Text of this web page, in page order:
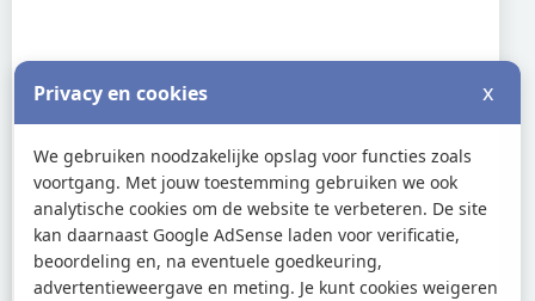
Privacy en cookies x
We gebruiken noodzakelijke opslag voor functies zoals
voortgang. Met jouw toestemming gebruiken we ook
analytische cookies om de website te verbeteren. De site
kan daarnaast Google AdSense laden voor verificatie,
beoordeling en, na eventuele goedkeuring,
advertentieweergave en meting. Je kunt cookies weigeren